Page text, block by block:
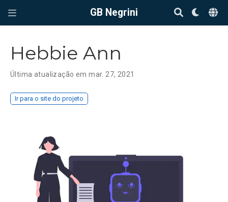
GB Negrini
Hebbie Ann
Última atualização em mar. 27, 2021
Ir para o site do projeto